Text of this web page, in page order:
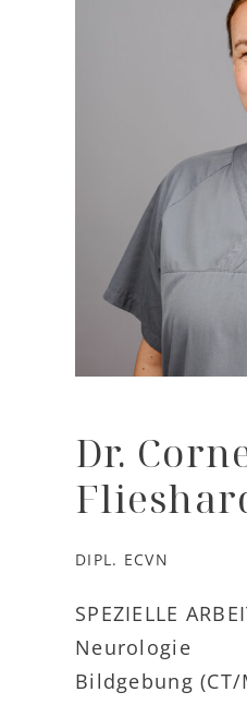
Dr.
DIPL. ECVN
SPEZIELLE
Neurologie
Bildgebung (CT/